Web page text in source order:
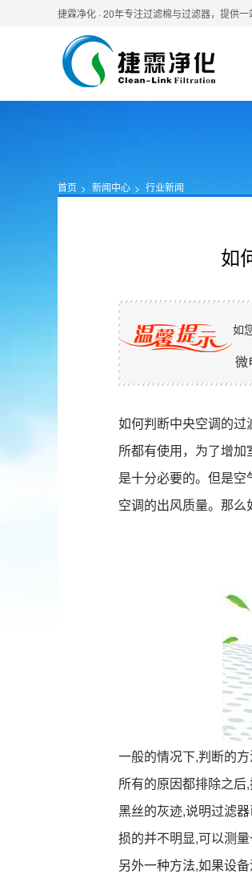
捷霖净化 · 20年专注过滤棉与过滤器，提供
首页 新闻中心 行业新闻
如
如
微
如何判断中央空调的
所都有使用，为了增
是十分必要的。但是
空调的出风质量。那么
一般的情况下,判断的
所有的原因都排除之
黑丝的灰迹,说明过滤
损的并不明显,可以测
另外一种方法,如果设